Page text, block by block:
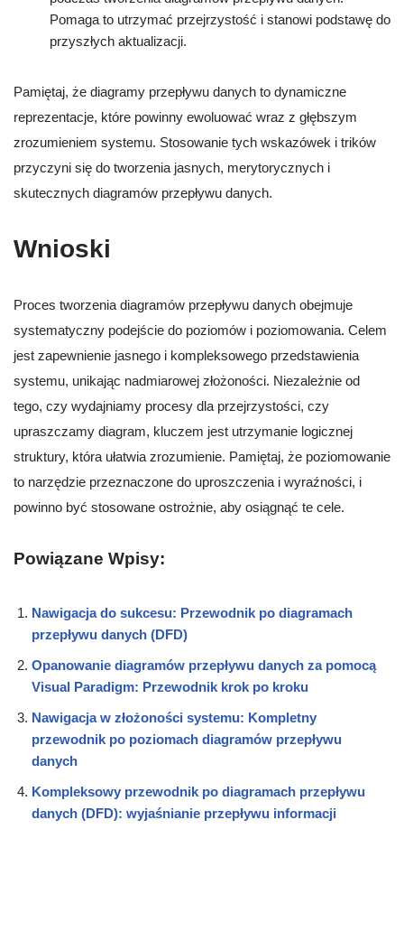
Pomaga to utrzymać przejrzystość i stanowi podstawę do
przyszłych aktualizacji.
Pamiętaj, że diagramy przepływu danych to dynamiczne
reprezentacje, które powinny ewoluować wraz z głębszym
zrozumieniem systemu. Stosowanie tych wskazówek i trików
przyczyni się do tworzenia jasnych, merytorycznych i
skutecznych diagramów przepływu danych.
Wnioski
Proces tworzenia diagramów przepływu danych obejmuje
systematyczny podejście do poziomów i poziomowania. Celem
jest zapewnienie jasnego i kompleksowego przedstawienia
systemu, unikając nadmiarowej złożoności. Niezależnie od
tego, czy wydajniamy procesy dla przejrzystości, czy
upraszczamy diagram, kluczem jest utrzymanie logicznej
struktury, która ułatwia zrozumienie. Pamiętaj, że poziomowanie
to narzędzie przeznaczone do uproszczenia i wyraźności, i
powinno być stosowane ostrożnie, aby osiągnąć te cele.
Powiązane Wpisy:
Nawigacja do sukcesu: Przewodnik po diagramach
przepływu danych (DFD)
Opanowanie diagramów przepływu danych za pomocą
Visual Paradigm: Przewodnik krok po kroku
Nawigacja w złożoności systemu: Kompletny
przewodnik po poziomach diagramów przepływu
danych
Kompleksowy przewodnik po diagramach przepływu
danych (DFD): wyjaśnianie przepływu informacji